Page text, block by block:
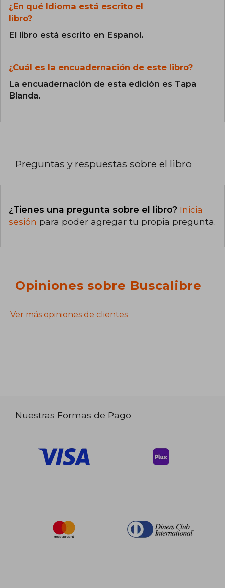
¿En qué Idioma está escrito el
libro?
El libro está escrito en Español.
¿Cuál es la encuadernación de este libro?
La encuadernación de esta edición es Tapa
Blanda.
Preguntas y respuestas sobre el libro
¿Tienes una pregunta sobre el libro? Inicia
sesión para poder agregar tu propia pregunta.
Opiniones sobre Buscalibre
Ver más opiniones de clientes
Nuestras Formas de Pago